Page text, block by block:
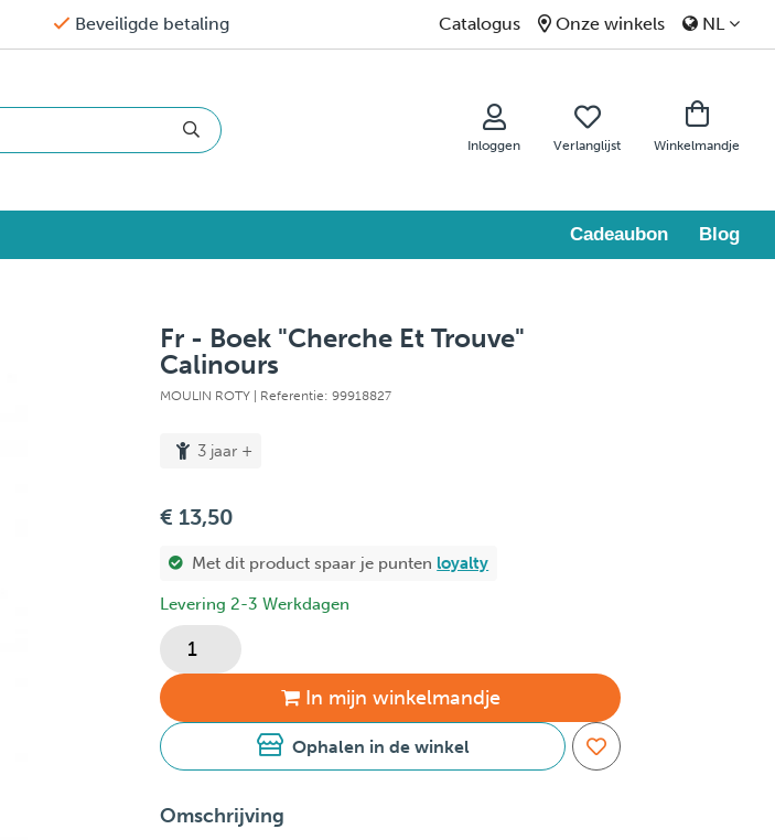
Beveiligde betaling Catalogus Onze winkels NL
Inloggen Verlanglijst Winkelmandje
Cadeaubon Blog
Fr - Boek "Cherche Et Trouve"
Calinours
MOULIN ROTY | Referentie: 99918827
3 jaar +
€ 13,50
Met dit product spaar je punten loyalty
Levering 2-3 Werkdagen
In mijn winkelmandje
Ophalen in de winkel
Omschrijving